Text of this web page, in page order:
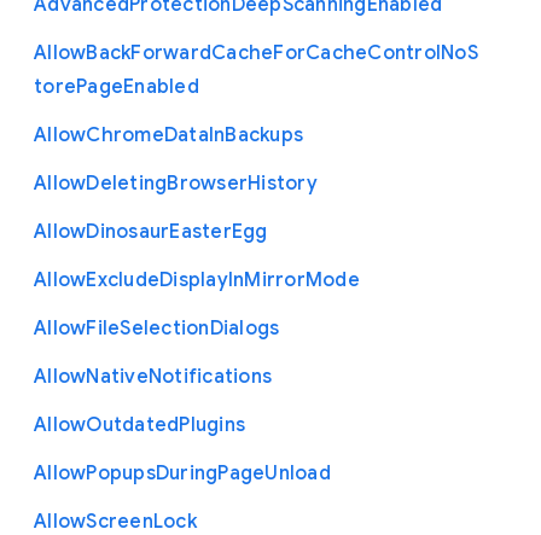
AdvancedProtectionDeepScanning Enabled
AllowBackForwardCacheForCacheControlNoS
torePageEnabled
AllowChromeDataInBackups
AllowDeletingBrowserHistory
AllowDinosaurEasterEgg
AllowExcludeDisplayInMirrorMode
AllowFileSelectionDialogs
AllowNativeNotifications
AllowOutdatedPlugins
AllowPopupsDuringPageUnload
AllowScreenLock